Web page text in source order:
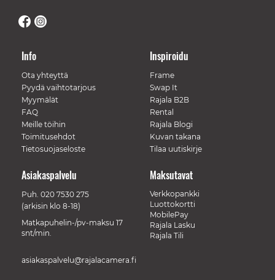
Info
Ota yhteyttä
Pyydä vaihtotarjous
Myymälät
FAQ
Meille töihin
Toimitusehdot
Tietosuojaseloste
Inspiroidu
Frame
Swap It
Rajala B2B
Rental
Rajala Blogi
Kuvan takana
Tilaa uutiskirje
Maksutavat
Verkkopankki
Luottokortti
MobilePay
Rajala Lasku
Rajala Tili
Asiakaspalvelu
Puh. 020 7530 275
(arkisin klo 8-18)
Matkapuhelin-/pv-maksu 17
snt/min.
asiakaspalvelu@rajalacamera.fi